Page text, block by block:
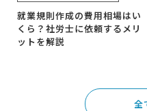
就業規則作成の費用相場はい
くら？社労士に依頼するメリ
ットを解説
全